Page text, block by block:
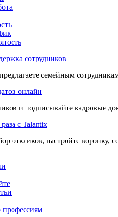
сотрудников
семейным
онлайн
и подписывайте кадровые
с Talantix
откликов, настройте воронку,